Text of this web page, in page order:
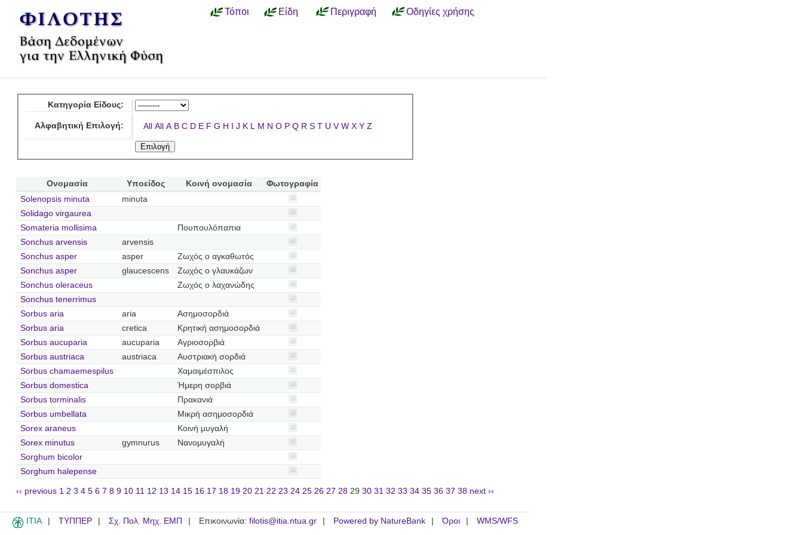
Τόποι Είδη Περιγραφή Οδηγίες χρήσης
Κατηγορία Είδους:
Αλφαβητική Επιλογή: All All A B C D E F G H I J K L M N O P Q R S T U V W X Y Z
Ονομασία Υποείδος Κοινή ονομασία
Φωτογραφία
Solenopsis minuta
minuta
Solidago virgaurea
Somateria mollisima
Πουπουλόπαπια
Sonchus arvensis
arvensis
Sonchus asper
asper
Ζωχός ο αγκαθωτός
Sonchus asper
glaucescens
Ζωχός ο γλαυκάζων
Sonchus oleraceus
Ζωχός ο λαχανώδης
Sonchus tenerrimus
Sorbus aria
aria
Ασημοσορδιά
Sorbus aria
cretica
Κρητική ασημοσορδιά
Sorbus aucuparia
aucuparia
Αγριοσορβιά
Sorbus austriaca
austriaca
Αυστριακή σορδιά
Sorbus chamaemespilus
Χαμαιμέσπιλος
Sorbus domestica
Ήμερη σορβιά
Sorbus torminalis
Πρακανιά
Sorbus umbellata
Μικρή ασημοσορδιά
Sorex araneus
Κοινή μυγαλή
Sorex minutus
gymnurus
Νανομυγαλή
Sorghum bicolor
Sorghum halepense
‹‹ previous 1 2 3 4 5 6 7 8 9 10 11 12 13 14 15 16 17 18 19 20 21 22 23 24 25 26 27 28 29 30 31 32 33 34 35 36 37 38 next ››
ITIA ΤΥΠΠΕΡ Σχ. Πολ. Μηχ. ΕΜΠ Επικοινωνία: filotis@itia.ntua.gr Powered by NatureBank Όροι WMS/WFS